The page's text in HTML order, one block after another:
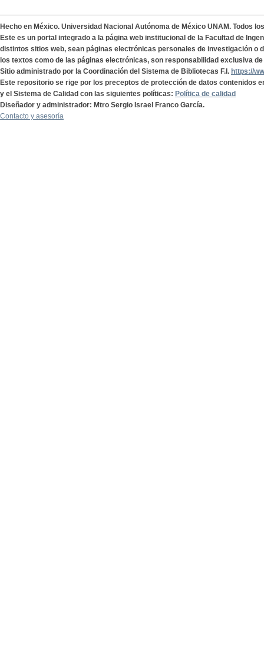
Hecho en México. Universidad Nacional Autónoma de México UNAM. Todos
Este es un portal integrado a la página web institucional de la Facultad de
distintos sitios web, sean páginas electrónicas personales de investigación o
los textos como de las páginas electrónicas, son responsabilidad exclusiva
Sitio administrado por la Coordinación del Sistema de Bibliotecas F.I. https://
Este repositorio se rige por los preceptos de protección de datos contenidos
y el Sistema de Calidad con las siguientes políticas: Política de calidad
Diseñador y administrador: Mtro Sergio Israel Franco García.
Contacto y asesoría